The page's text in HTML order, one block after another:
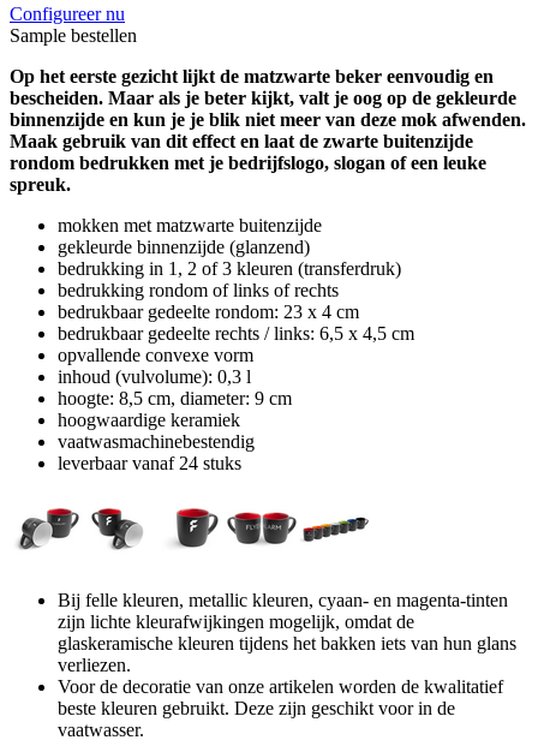
Configureer nu
Sample bestellen
Op het eerste gezicht lijkt de matzwarte beker eenvoudig en
bescheiden. Maar als je beter kijkt, valt je oog op de gekleurde
binnenzijde en kun je je blik niet meer van deze mok afwenden.
Maak gebruik van dit effect en laat de zwarte buitenzijde
rondom bedrukken met je bedrijfslogo, slogan of een leuke
spreuk.
mokken met matzwarte buitenzijde
gekleurde binnenzijde (glanzend)
bedrukking in 1, 2 of 3 kleuren (transferdruk)
bedrukking rondom of links of rechts
bedrukbaar gedeelte rondom: 23 x 4 cm
bedrukbaar gedeelte rechts / links: 6,5 x 4,5 cm
opvallende convexe vorm
inhoud (vulvolume): 0,3 l
hoogte: 8,5 cm, diameter: 9 cm
hoogwaardige keramiek
vaatwasmachinebestendig
leverbaar vanaf 24 stuks
Bij felle kleuren, metallic kleuren, cyaan- en magenta-tinten
zijn lichte kleurafwijkingen mogelijk, omdat de
glaskeramische kleuren tijdens het bakken iets van hun glans
verliezen.
Voor de decoratie van onze artikelen worden de kwalitatief
beste kleuren gebruikt. Deze zijn geschikt voor in de
vaatwasser.